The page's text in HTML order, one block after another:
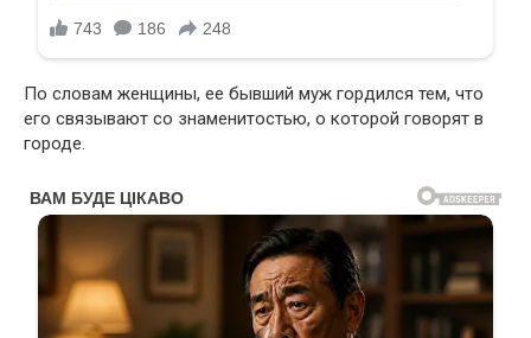
По словам женщины, ее бывший муж гордился тем, что
его связывают со знаменитостью, о которой говорят в
городе.